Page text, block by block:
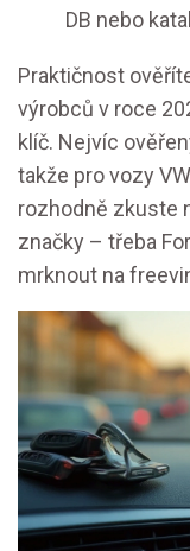
DB nebo
Praktičnost
výrobců v roce
klíč. Nejvíc
takže pro vozy
rozhodně zkuste
značky – třeba
mrknout na